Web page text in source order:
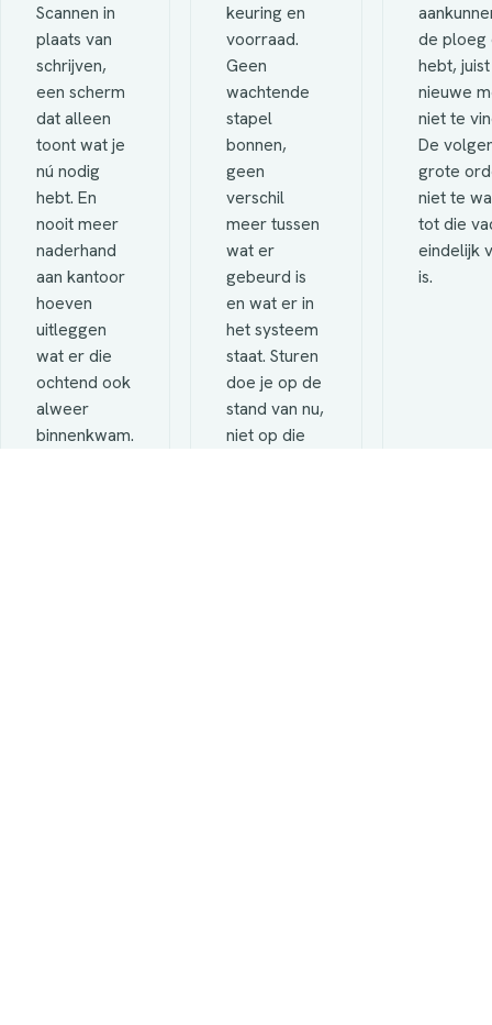
Scannen in
plaats van
schrijven,
een scherm
dat alleen
toont wat je
nú nodig
hebt. En
nooit meer
naderhand
aan kantoor
hoeven
uitleggen
wat er die
ochtend ook
alweer
binnenkwam.
keuring en
voorraad.
Geen
wachtende
stapel
bonnen,
geen
verschil
meer tussen
wat er
gebeurd is
en wat er in
het systeem
staat. Sturen
doe je op de
stand van nu,
niet op die
de ploeg
hebt,
nieuwe
niet te
De
grote
niet te
tot die
eindelijk
is.